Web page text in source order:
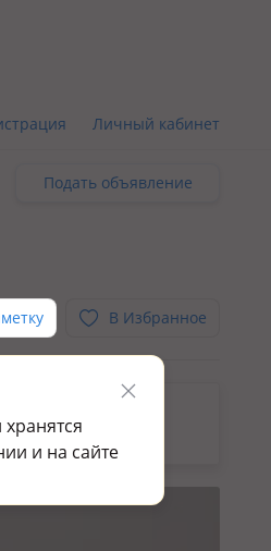
Личный кабинет
Подать объявление
и на сайте
В Избранное